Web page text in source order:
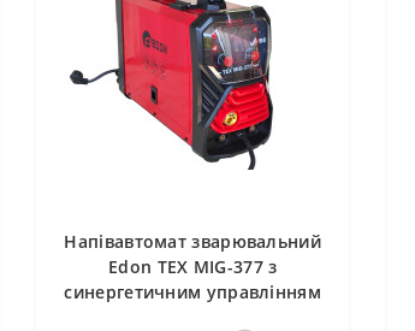
Напівавтомат зварювальний
Edon TEX MIG-377 з
синергетичним управлінням